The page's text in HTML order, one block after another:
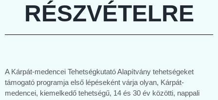
RÉSZVÉTELRE
A Kárpát-medencei Tehetségkutató Alapítvány tehetségeket
támogató programja első lépéseként várja olyan, Kárpát-
medencei, kiemelkedő tehetségű, 14 és 30 év közötti, nappali